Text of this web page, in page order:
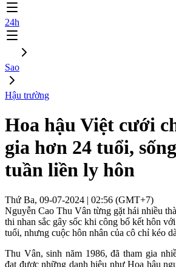
24h
Sao
Hậu trường
Hoa hậu Việt cưới
gia hơn 24 tuổi,
tuần liền ly hôn
Thứ Ba, 09-07-2024 | 02:56 (GMT+7)
Nguyễn Cao Thu Vân từng gặt hái nhiều
thi nhan sắc gây sốc khi công bố kết hôn
tuổi, nhưng cuộc hôn nhân của cô chỉ kéo
Thu Vân, sinh năm 1986, đã tham gia
đạt được những danh hiệu như Hoa hậu